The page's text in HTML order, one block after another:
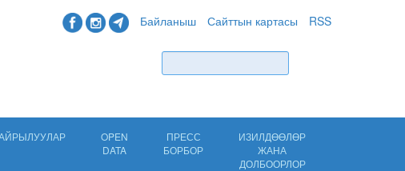
Байланыш Сайттын картасы RSS
OPEN
DATA
ПРЕСС
БОРБОР
ИЗИЛДӨӨЛӨР
ЖАНА
ДОЛБООРЛОР